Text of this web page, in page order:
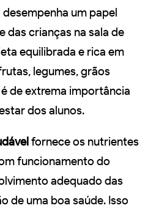
um papel
das crianças na sala de
equilibrada e rica em
legumes, grãos
de extrema importância
dos alunos.
fornece os nutrientes
funcionamento do
adequado das
de uma boa saúde. Isso